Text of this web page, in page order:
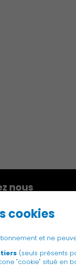
cookies
et ne
tiers (seuls présents
"cookie" situé en
nous